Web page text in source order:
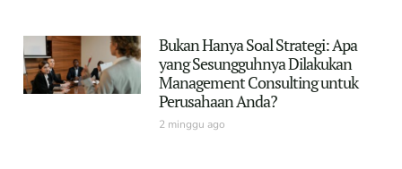
Bukan Hanya Soal Strategi: Apa
yang Sesungguhnya Dilakukan
Management Consulting untuk
Perusahaan Anda?
2 minggu ago